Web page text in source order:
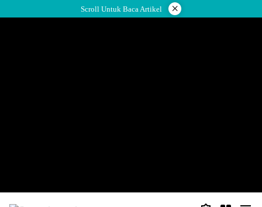
to
Scroll Untuk Baca Artikel ×